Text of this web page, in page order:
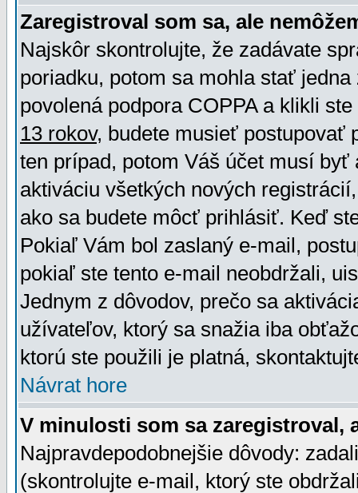
Zaregistroval som sa, ale
Najskôr skontrolujte, že zadávate
poriadku, potom sa mohla stať
povolená podpora COPPA a klikli
13 rokov, budete musieť postupovať
ten prípad, potom Váš účet musí
aktiváciu všetkých nových
ako sa budete môcť prihlásiť. Keď
Pokiaľ Vám bol zaslaný e-mail,
pokiaľ ste tento e-mail neobdržali,
Jednym z dôvodov, prečo sa
užívateľov, ktorý sa snažia iba
ktorú ste použili je platná,
Návrat hore
V minulosti som sa zaregistroval,
Najpravdepodobnejšie dôvody:
(skontrolujte e-mail, ktorý ste